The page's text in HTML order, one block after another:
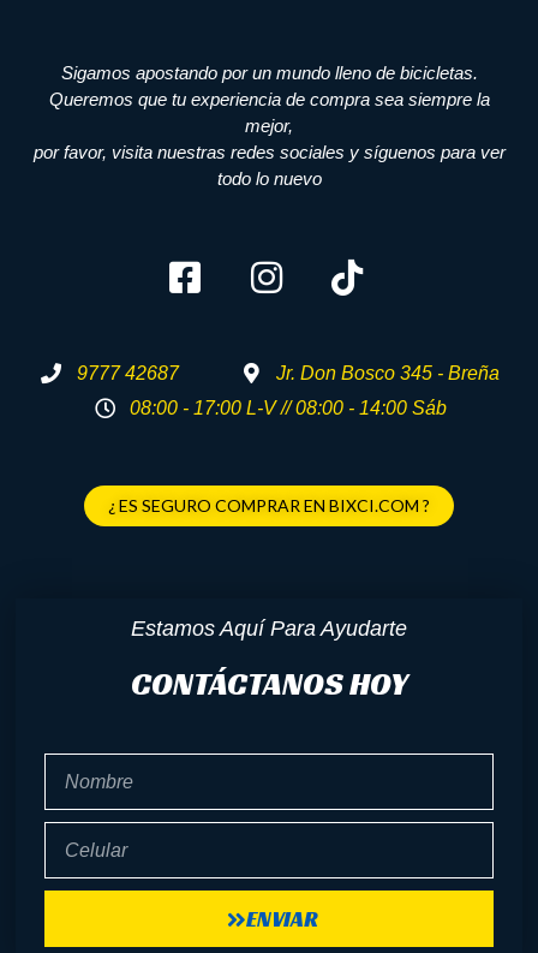
Sigamos apostando por un mundo lleno de bicicletas.
Queremos que tu experiencia de compra sea siempre la
mejor,
por favor, visita nuestras redes sociales y síguenos para ver
todo lo nuevo
9777 42687
Jr. Don Bosco 345 - Breña
08:00 - 17:00 L-V // 08:00 - 14:00 Sáb
¿ ES SEGURO COMPRAR EN BIXCI.COM ?
Estamos Aquí Para Ayudarte
CONTÁCTANOS HOY
ENVIAR